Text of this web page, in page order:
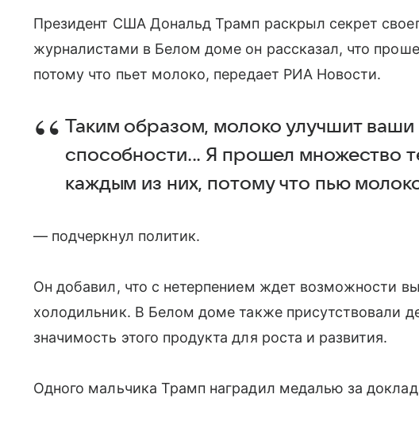
Президент США Дональд Трамп раскрыл секрет
журналистами в Белом доме он рассказал, что
потому что пьет молоко, передает РИА Новости.
Таким образом, молоко улучшит ваши
способности... Я прошел множество
каждым из них, потому что пью
— подчеркнул политик.
Он добавил, что с нетерпением ждет возможности
холодильник. В Белом доме также присутствовали
значимость этого продукта для роста и развития.
Одного мальчика Трамп наградил медалью за